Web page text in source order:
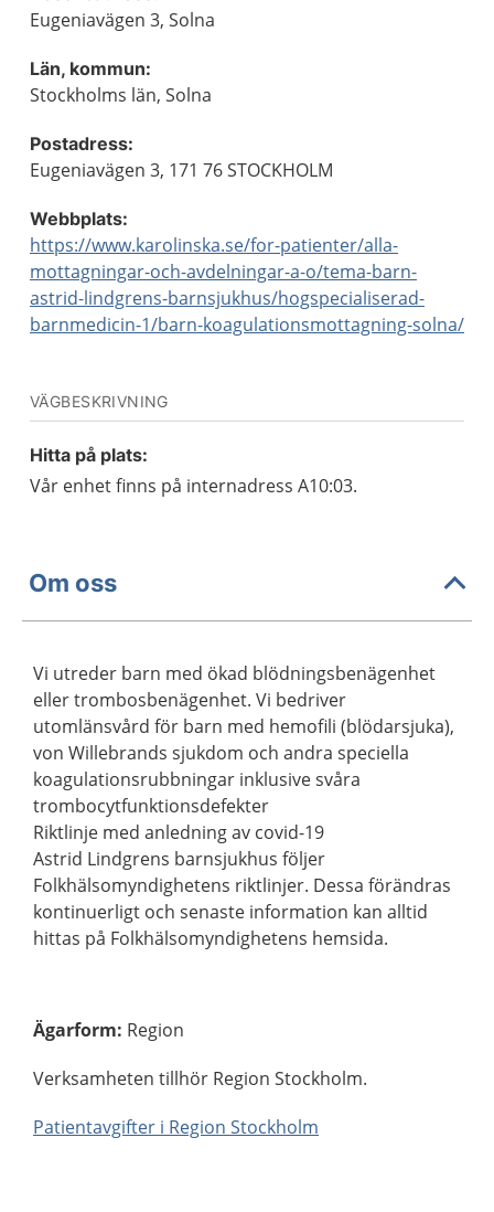
Eugeniavägen 3, Solna
Län, kommun:
Stockholms län, Solna
Postadress:
Eugeniavägen 3, 171 76 STOCKHOLM
Webbplats:
https://www.karolinska.se/for-patienter/alla-
mottagningar-och-avdelningar-a-o/tema-barn-
astrid-lindgrens-barnsjukhus/hogspecialiserad-
barnmedicin-1/barn-koagulationsmottagning-solna/
VÄGBESKRIVNING
Hitta på plats:
Vår enhet finns på internadress A10:03.
Om oss
Vi utreder barn med ökad blödningsbenägenhet
eller trombosbenägenhet. Vi bedriver
utomlänsvård för barn med hemofili (blödarsjuka),
von Willebrands sjukdom och andra speciella
koagulationsrubbningar inklusive svåra
trombocytfunktionsdefekter
Riktlinje med anledning av covid-19
Astrid Lindgrens barnsjukhus följer
Folkhälsomyndighetens riktlinjer. Dessa förändras
kontinuerligt och senaste information kan alltid
hittas på Folkhälsomyndighetens hemsida.
Ägarform: Region
Verksamheten tillhör Region Stockholm.
Patientavgifter i Region Stockholm